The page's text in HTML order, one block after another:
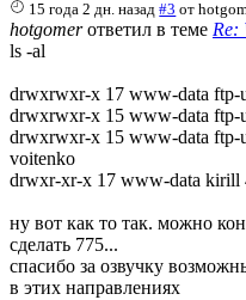
15 года 2 дн. назад #3 от
hotgomerответил в теме Re:
ls -al
drwxrwxr-x 17 www-data ftp-
drwxrwxr-x 15 www-data ftp-
drwxrwxr-x 15 www-data ftp-
voitenko
drwxr-xr-x 17 www-data kirill
ну вот как то так. можно
сделать 775...
спасибо за озвучку
в этих направлениях